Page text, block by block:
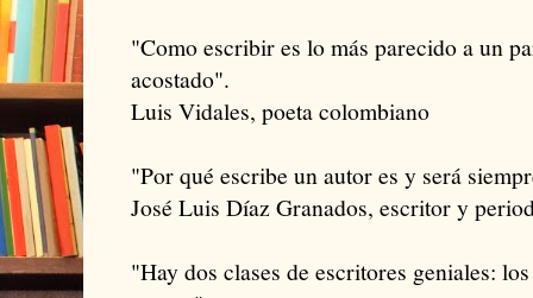
"Como escribir es lo más parecido a un
acostado".
Luis Vidales, poeta colombiano
"Por qué escribe un autor es y será
José Luis Díaz Granados, escritor y
"Hay dos clases de escritores geniales: